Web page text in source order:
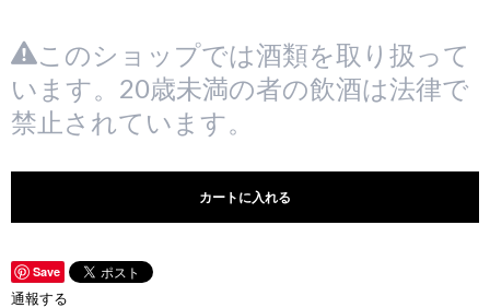
このショップでは酒類を取り扱って
います。20歳未満の者の飲酒は法律で
禁止されています。
カートに入れる
Save
通報する